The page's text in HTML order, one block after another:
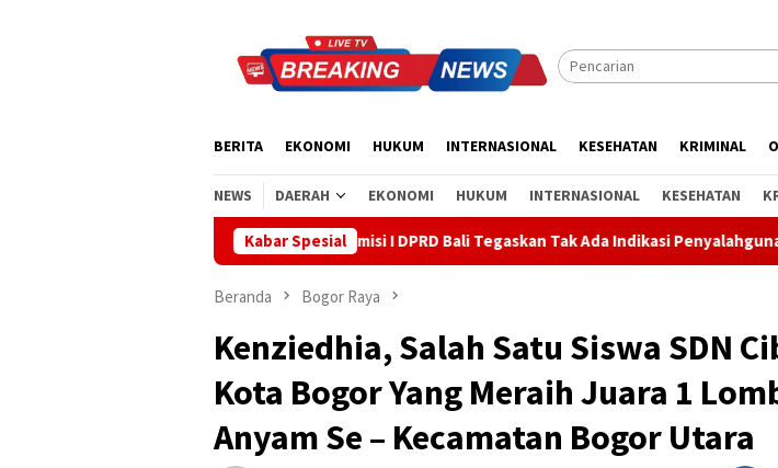
BERITA EKONOMI HUKUM INTERNASIONAL KESEHATAN KRIMINAL
NEWS DAERAH EKONOMI HUKUM INTERNASIONAL KESEHATAN
Kabar Spesial
Bea Cukai Ngurah Rai, Komisi I DPRD Bali Tegaskan Tak Ada Indikasi Penyalahgunaan Barang Sitaan
Beranda Bogor Raya
Kenziedhia, Salah Satu Siswa SDN
Kota Bogor Yang Meraih Juara 1
Anyam Se – Kecamatan Bogor Utara